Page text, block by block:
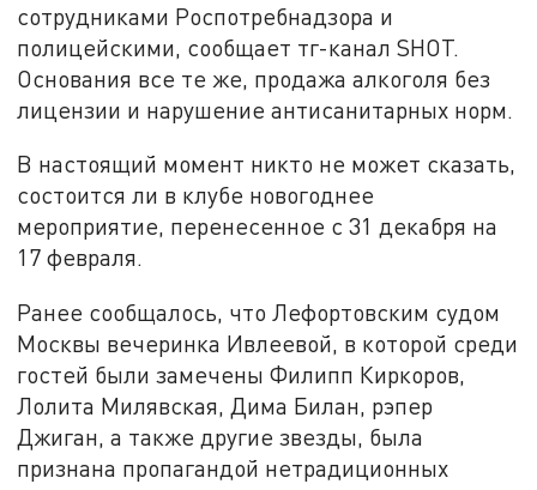
сотрудниками Роспотребнадзора и
полицейскими, сообщает тг-канал SHOT.
Основания все те же, продажа алкоголя без
лицензии и нарушение антисанитарных норм.
В настоящий момент никто не может сказать,
состоится ли в клубе новогоднее
мероприятие, перенесенное с 31 декабря на
17 февраля.
Ранее сообщалось, что Лефортовским судом
Москвы вечеринка Ивлеевой, в которой среди
гостей были замечены Филипп Киркоров,
Лолита Милявская, Дима Билан, рэпер
Джиган, а также другие звезды, была
признана пропагандой нетрадиционных